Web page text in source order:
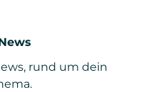
rund um dein